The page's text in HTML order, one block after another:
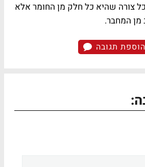
צורה שהיא כל חלק מן החומר אלא
המחבר.
הוספת תגובה